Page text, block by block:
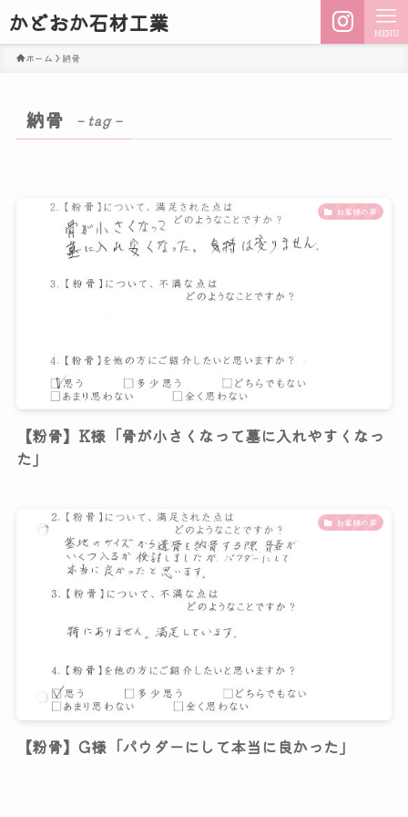
かどおか石材工業 MENU
ホーム 納骨
納骨 – tag –
お客様の声
【粉骨】K様「骨が小さくなって墓に入れやすくなっ
た」
お客様の声
【粉骨】G様「パウダーにして本当に良かった」